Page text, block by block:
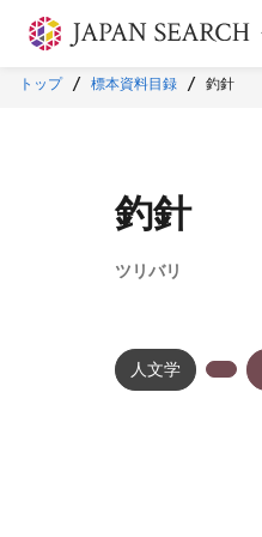
本文に飛ぶ
トップ 標本資料目録 釣針
釣針
ツリバリ
人文学